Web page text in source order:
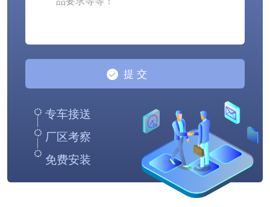
专车接送
厂区考察
免费安装